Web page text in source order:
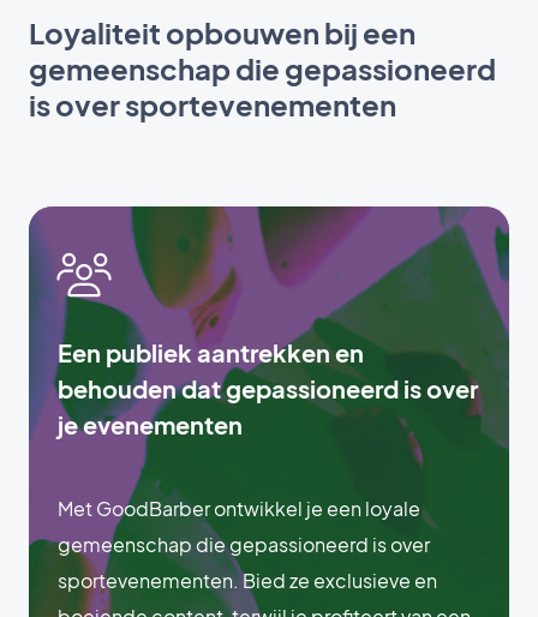
Loyaliteit opbouwen bij een
gemeenschap die gepassioneerd
is over sportevenementen
Een publiek aantrekken en
behouden dat gepassioneerd is over
je evenementen
Met GoodBarber ontwikkel je een loyale
gemeenschap die gepassioneerd is over
sportevenementen. Bied ze exclusieve en